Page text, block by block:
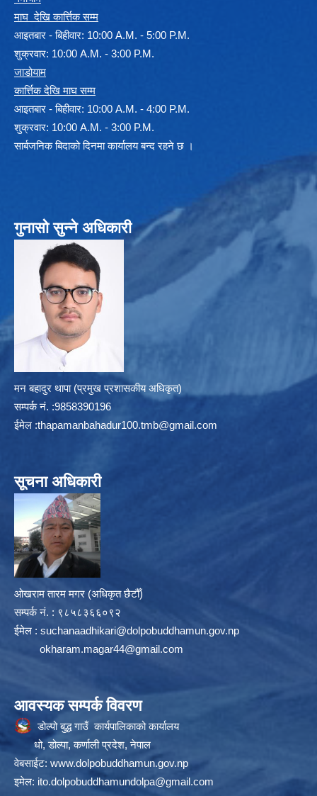
माघ देखि कार्त्तिक सम्म
आइतबार - बिहीवार: 10:00 A.M. - 5:00 P.M.
शुक्रवार: 10:00 A.M. - 3:00 P.M.
जाडोयाम
कार्त्तिक देखि माघ सम्म
आइतबार - बिहीवार: 10:00 A.M. - 4:00 P.M.
शुक्रवार: 10:00 A.M. - 3:00 P.M.
सार्बजनिक बिदाको दिनमा कार्यालय बन्द रहने छ ।
गुनासो सुन्ने अधिकारी
मन बहादुर थापा (प्रमुख प्रशासकीय अधिकृत)
सम्पर्क न‌ं. :9858390196
ईमेल :thapamanbahadur100.tmb@gmail.com
सूचना अधिकारी
ओखराम तारम मगर (अधिकृत छैटौँ)
सम्पर्क न‌ं. : ९८५८३६६०९२
ईमेल : suchanaadhikari@dolpobuddhamun.gov.np
okharam.magar44@gmail.com
आवस्यक सम्पर्क विवरण
डोल्पो बुद्ध गाउँ कार्यपालिकाको कार्यालय
धो, डोल्पा, कर्णाली प्रदेश, नेपाल
वेबसाईट: www.dolpobuddhamun.gov.np
इमेल: ito.dolpobuddhamundolpa@gmail.com